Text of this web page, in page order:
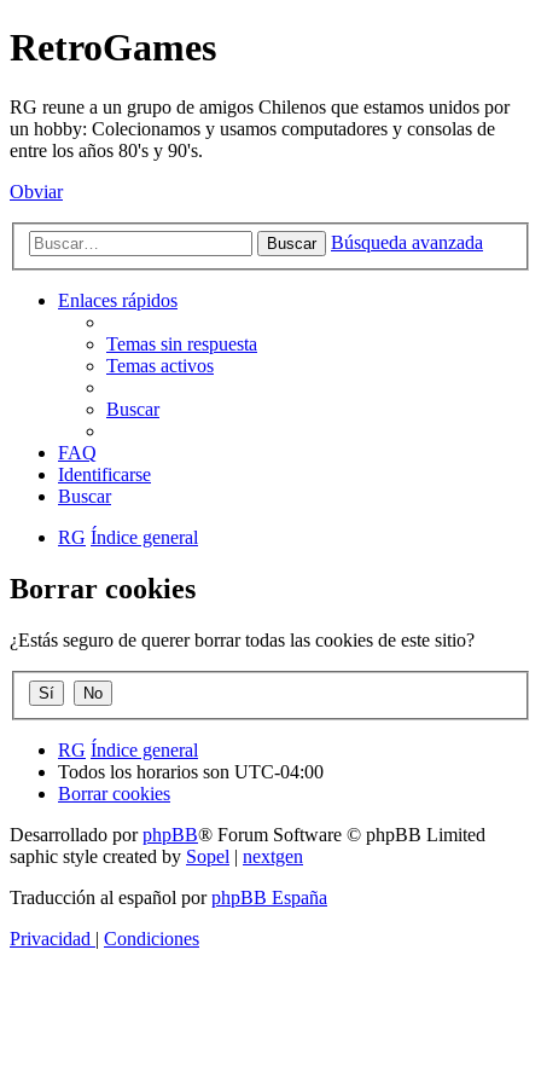
RetroGames
RG reune a un grupo de amigos Chilenos que estamos unidos por
un hobby: Colecionamos y usamos computadores y consolas de
entre los años 80's y 90's.
Obviar
Buscar Búsqueda avanzada
Enlaces rápidos
Temas sin respuesta
Temas activos
Buscar
FAQ
Identificarse
Buscar
RG Índice general
Borrar cookies
¿Estás seguro de querer borrar todas las cookies de este sitio?
RG Índice general
Todos los horarios son UTC-04:00
Borrar cookies
Desarrollado porphpBB® Forum Software © phpBB Limited
saphic style created by Sopel | nextgen
Traducción al español porphpBB España
Privacidad | Condiciones